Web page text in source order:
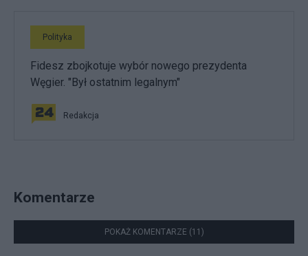
Polityka
Fidesz zbojkotuje wybór nowego prezydenta
Węgier. "Był ostatnim legalnym"
Redakcja
Komentarze
POKAŻ KOMENTARZE (11)